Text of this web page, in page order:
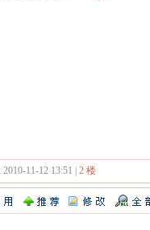
2010-11-12 13:51 | 2 楼